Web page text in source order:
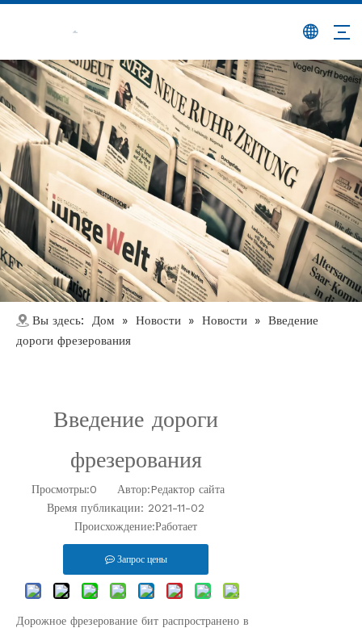
Вы здесь: Дом » Новости » Новости » Введение
дороги фрезерования
Введение дороги
фрезерования
Просмотры:0 Автор:Pедактор сайта
Время публикации: 2021-11-02
Происхождение:Работает
Запрос цены
Дорожное фрезерование бит распространено в